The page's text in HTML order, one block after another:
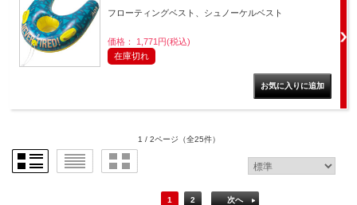
フローティングベスト、シュノーケルベスト
価格： 1,771円(税込)
在庫切れ
1 / 2ページ （全25件）
1 2 次へ